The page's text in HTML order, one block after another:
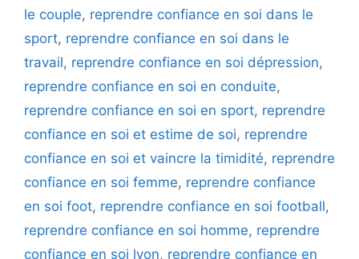
le couple, reprendre confiance en soi dans le
sport, reprendre confiance en soi dans le
travail, reprendre confiance en soi dépression,
reprendre confiance en soi en conduite,
reprendre confiance en soi en sport, reprendre
confiance en soi et estime de soi, reprendre
confiance en soi et vaincre la timidité, reprendre
confiance en soi femme, reprendre confiance
en soi foot, reprendre confiance en soi football,
reprendre confiance en soi homme, reprendre
confiance en soi lyon, reprendre confiance en